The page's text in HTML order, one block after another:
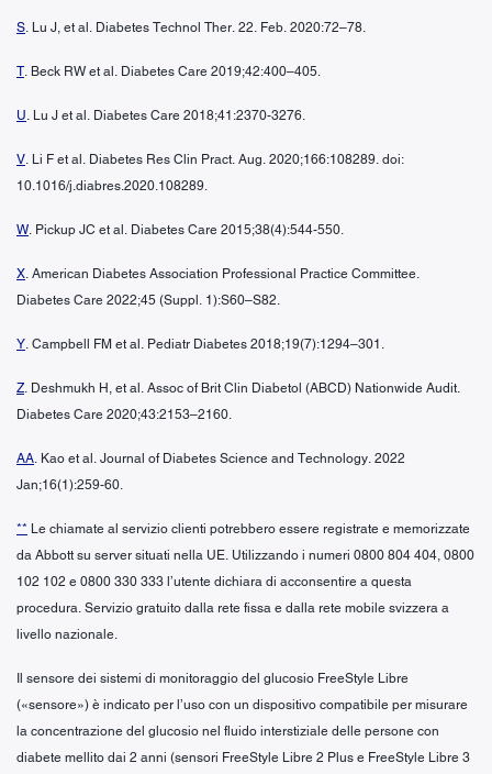
S. Lu J, et al. Diabetes Technol Ther. 22. Feb. 2020:72–78.
T. Beck RW et al. Diabetes Care 2019;42:400–405.
U. Lu J et al. Diabetes Care 2018;41:2370-3276.
V. Li F et al. Diabetes Res Clin Pract. Aug. 2020;166:108289. doi:
10.1016/j.diabres.2020.108289.
W. Pickup JC et al. Diabetes Care 2015;38(4):544-550.
X. American Diabetes Association Professional Practice Committee.
Diabetes Care 2022;45 (Suppl. 1):S60–S82.
Y. Campbell FM et al. Pediatr Diabetes 2018;19(7):1294–301.
Z. Deshmukh H, et al. Assoc of Brit Clin Diabetol (ABCD) Nationwide Audit.
Diabetes Care 2020;43:2153–2160.
AA. Kao et al. Journal of Diabetes Science and Technology. 2022
Jan;16(1):259-60.
** Le chiamate al servizio clienti potrebbero essere registrate e memorizzate
da Abbott su server situati nella UE. Utilizzando i numeri 0800 804 404, 0800
102 102 e 0800 330 333 l’utente dichiara di acconsentire a questa
procedura. Servizio gratuito dalla rete fissa e dalla rete mobile svizzera a
livello nazionale.
Il sensore dei sistemi di monitoraggio del glucosio FreeStyle Libre
(«sensore») è indicato per l’uso con un dispositivo compatibile per misurare
la concentrazione del glucosio nel fluido interstiziale delle persone con
diabete mellito dai 2 anni (sensori FreeStyle Libre 2 Plus e FreeStyle Libre 3